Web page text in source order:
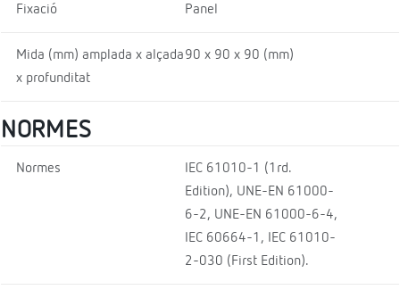
Fixació Panel
Mida (mm) amplada x alçada
x profunditat
90 x 90 x 90 (mm)
NORMES
Normes
IEC 61010-1 (1rd.
Edition), UNE-EN 61000-
6-2, UNE-EN 61000-6-4,
IEC 60664-1, IEC 61010-
2-030 (First Edition).